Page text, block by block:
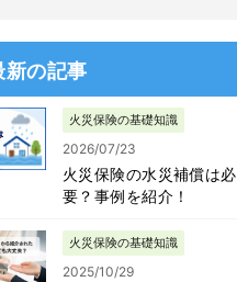
新の記事
火災保険の基礎知識
2026/07/23
火災保険の水災補償は必
要？事例を紹介！
火災保険の基礎知識
2025/10/29